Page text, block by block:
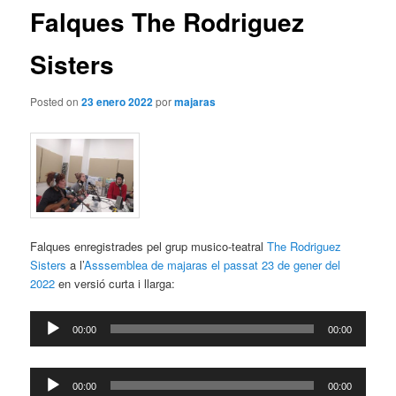
Falques The Rodriguez
Sisters
Posted on23 enero 2022pormajaras
Falques enregistrades pel grup musico-teatralThe Rodriguez
Sisters a l’Asssemblea de majaras el passat 23 de gener del
2022en versió curta i llarga:
Reproductor
00:00 00:00
Reproductor
00:00 00:00